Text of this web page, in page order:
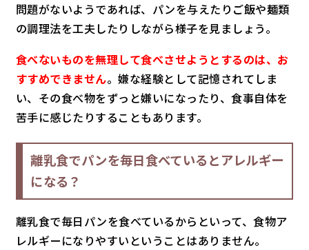
問題がないようであれば、パンを与えたりご飯や麺類
の調理法を工夫したりしながら様子を見ましょう。
食べないものを無理して食べさせようとするのは、お
すすめできません。嫌な経験として記憶されてしま
い、その食べ物をずっと嫌いになったり、食事自体を
苦手に感じたりすることもあります。
離乳食でパンを毎日食べているとアレルギー
になる？
離乳食で毎日パンを食べているからといって、食物ア
レルギーになりやすいということはありません。